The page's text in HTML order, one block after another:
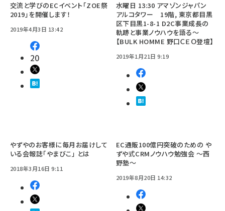
交流と学びのECイベント「ZOE祭
2019」を開催します！
2019年4月3日 13:42
20
水曜日 13:30 アマゾンジャパン
アルコタワー 19階, 東京都目黒
区下目黒1-8-1 D2C事業成長の
軌跡と事業ノウハウを語る〜
【BULK HOMME 野口ＣＥＯ登壇】
2019年1月21日 9:19
やずやのお客様に毎月お届けして
いる会報誌「やまびこ」 とは
2018年3月16日 9:11
EC通販100億円突破のための や
ずや式CRMノウハウ勉強会 ～西
野塾～
2019年8月20日 14:32